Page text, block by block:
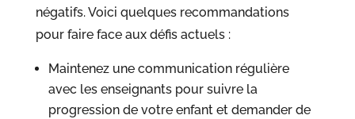
négatifs. Voici quelques recommandations
pour faire face aux défis actuels :
Maintenez une communication régulière
avec les enseignants pour suivre la
progression de votre enfant et demander de